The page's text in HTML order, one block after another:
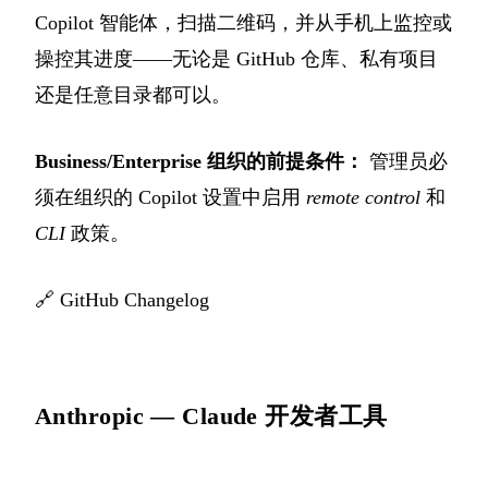
Copilot 智能体，扫描二维码，并从手机上监控或
操控其进度——无论是 GitHub 仓库、私有项目
还是任意目录都可以。
Business/Enterprise 组织的前提条件： 管理员必
须在组织的 Copilot 设置中启用 remote control 和
CLI政策。
🔗 GitHub Changelog
Anthropic — Claude 开发者工具